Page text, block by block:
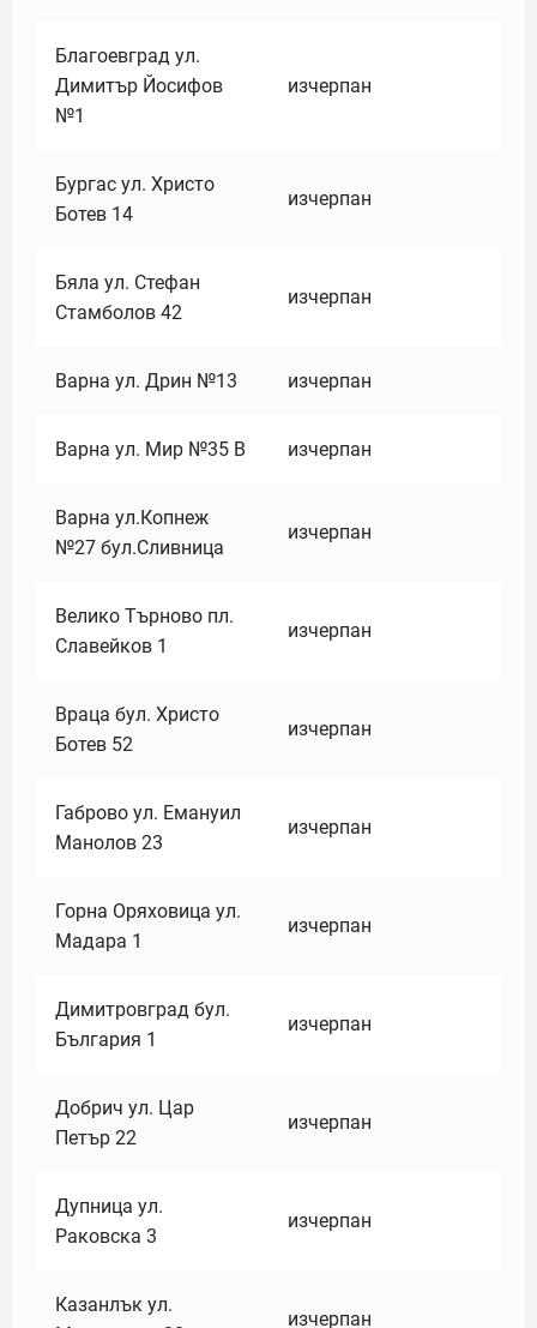
Благоевград ул.
Димитър Йосифов
№1
изчерпан
Бургас ул. Христо
Ботев 14
изчерпан
Бяла ул. Стефан
Стамболов 42
изчерпан
Варна ул. Дрин №13 изчерпан
Варна ул. Мир №35 В изчерпан
Варна ул.Копнеж
№27 бул.Сливница
изчерпан
Велико Търново пл.
Славейков 1
изчерпан
Враца бул. Христо
Ботев 52
изчерпан
Габрово ул. Емануил
Манолов 23
изчерпан
Горна Оряховица ул.
Мадара 1
изчерпан
Димитровград бул.
България 1
изчерпан
Добрич ул. Цар
Петър 22
изчерпан
Дупница ул.
Раковска 3
изчерпан
Казанлък ул.
изчерпан